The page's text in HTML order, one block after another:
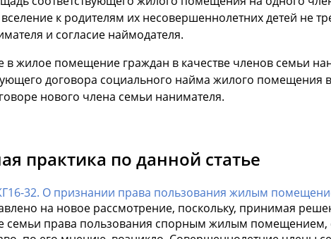
к родителям их несовершеннолетних детей не
и согласие наймодателя.
в жилое помещение граждан в качестве членов семьи
договора социального найма жилого помещения
нового члена семьи нанимателя.
практика по данной статье
32. О признании права пользования жилым
на новое рассмотрение, поскольку, принимая
семьи права пользования спорным жилым помещением,